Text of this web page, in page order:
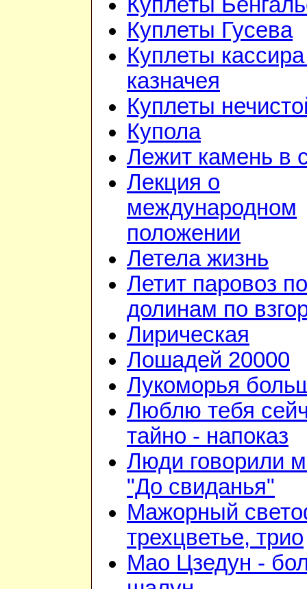
Куплеты
Куплеты Гусева
Куплеты
казначея
Куплеты
Купола
Лежит камень в
Лекция о
международном
положении
Летела жизнь
Летит паровоз по
долинам по
Лирическая
Лошадей 20000
Лукоморья
Люблю тебя
тайно - напоказ
Люди говорили
"До свиданья"
Мажорный
трехцветье, трио
Мао Цзедун -